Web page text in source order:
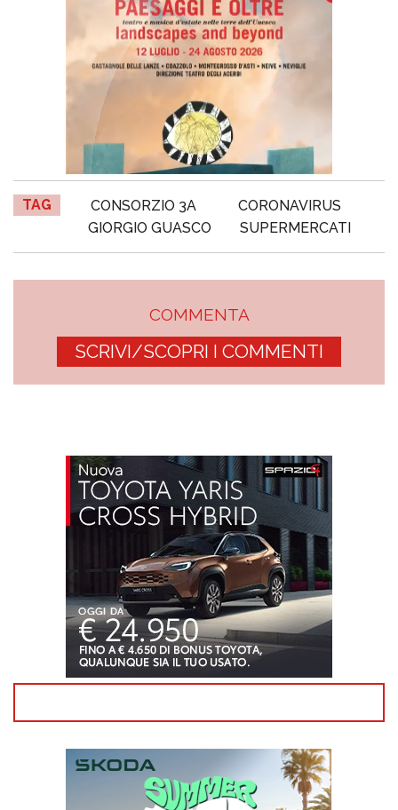
TAG CONSORZIO 3A
CORONAVIRUS
GIORGIO GUASCO
SUPERMERCATI
COMMENTA
SCRIVI/SCOPRI I COMMENTI